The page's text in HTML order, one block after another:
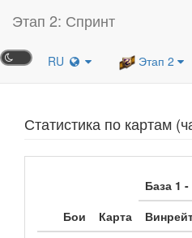
Этап 2: Спринт
RU Этап 2
Статистика по картам
Бои Карта
База 1